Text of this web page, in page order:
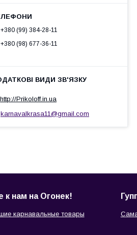
+380 (99) 384-28-11
+380 (98) 677-36-11
http://Prikoloff.in.ua
karnavalkrasa11@gmail.com
к нам на Огонек!
карнавальные товары